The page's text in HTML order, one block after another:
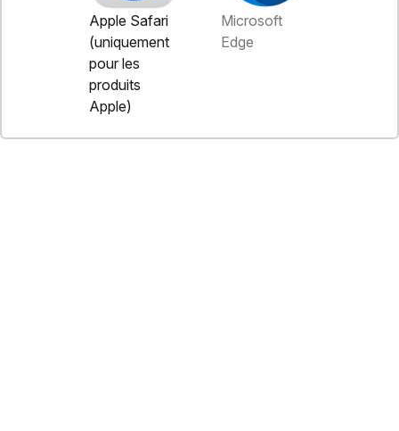
Apple Safari
(uniquement
pour les
produits
Apple)
Microsoft
Edge